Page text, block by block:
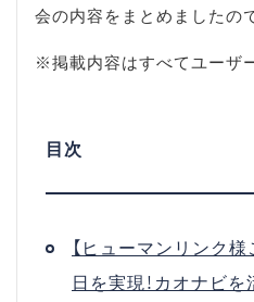
会の内容をまとめましたの
※掲載内容はすべてユーザ
【ヒューマンリンク
日を実現！カオナビ